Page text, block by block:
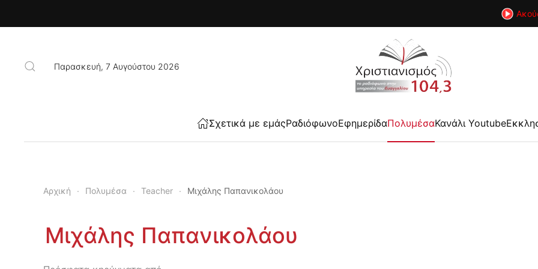
Παρασκευή, 7 Αυγούστου 2026
Σχετικά με εμάςΡαδιόφωνοΕφημερίδαΠολυμέσαΚανάλι Youtube
Αρχική Πολυμέσα Teacher Μιχάλης Παπανικολάου
Μιχάλης Παπανικολάου